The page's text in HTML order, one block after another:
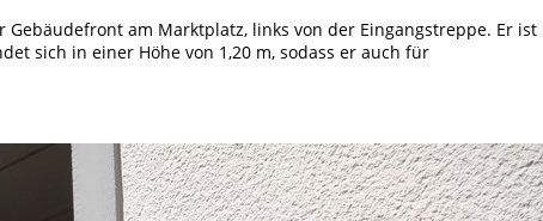
am Marktplatz, links von der Eingangstreppe. Er ist
sich in einer Höhe von 1,20 m, sodass er auch für